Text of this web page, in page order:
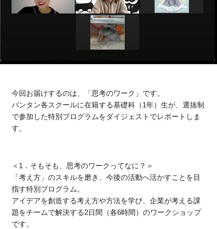
今回お届けするのは、「思考のワーク」です。
バンタン各スクールに在籍する基礎科（1年）生が、選抜制
で参加した特別プログラムをダイジェストでレポートしま
す。
＜1．そもそも、思考のワークってなに？＞
「考え方」のスキルを磨き、今後の活動へ活かすことを目
指す特別プログラム。
アイデアを創造する考え方や方法を学び、企業が考える課
題をチームで解決する2日間（各6時間）のワークショップ
です。